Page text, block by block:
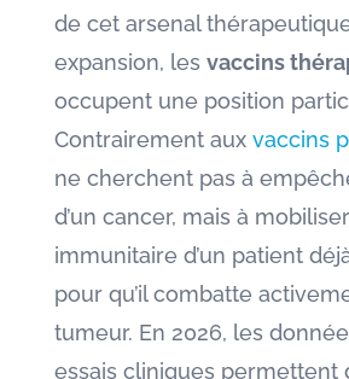
de cet arsenal
expansion, les vaccins
occupent une position
Contrairement aux vaccins
ne cherchent pas à
d’un cancer, mais à
immunitaire d’un patient
pour qu’il combatte
tumeur. En 2026, les
essais cliniques permettent